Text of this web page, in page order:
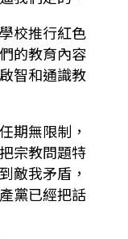
校推行紅色
的教育內容
智和通識教
期無限制，
宗教問題特
敵我矛盾，
黨已經把話